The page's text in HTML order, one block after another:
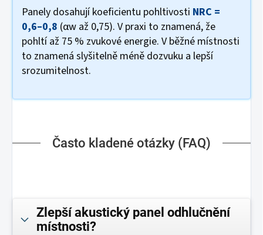
Panely dosahují koeficientu pohltivosti NRC =
0,6–0,8 (αw až 0,75). V praxi to znamená, že
pohltí až 75 % zvukové energie. V běžné místnosti
to znamená slyšitelně méně dozvuku a lepší
srozumitelnost.
Často kladené otázky (FAQ)
Zlepší akustický panel odhlučnění
místnosti?